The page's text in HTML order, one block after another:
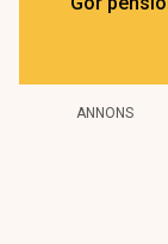
ANNONS